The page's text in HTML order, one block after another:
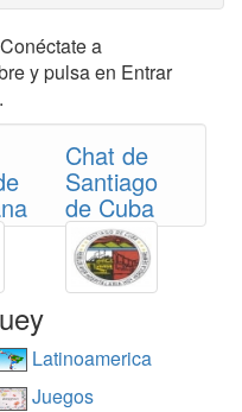
a
y pulsa en Entrar
Chat de
Santiago
de Cuba
Latinoamerica
Juegos